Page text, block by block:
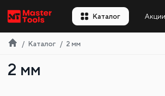
RU
Каталог Акции
Каталог 2 мм
2 мм